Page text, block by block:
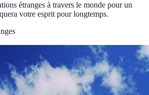
étranges à travers le monde pour un
votre esprit pour longtemps.